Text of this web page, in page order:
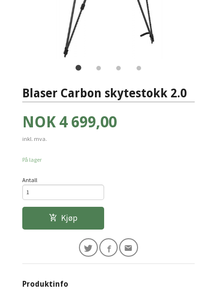
Blaser Carbon skytestokk 2.0
Pris
NOK 4 699,00
inkl. mva.
På lager
Antall
Kjøp
Produktinfo